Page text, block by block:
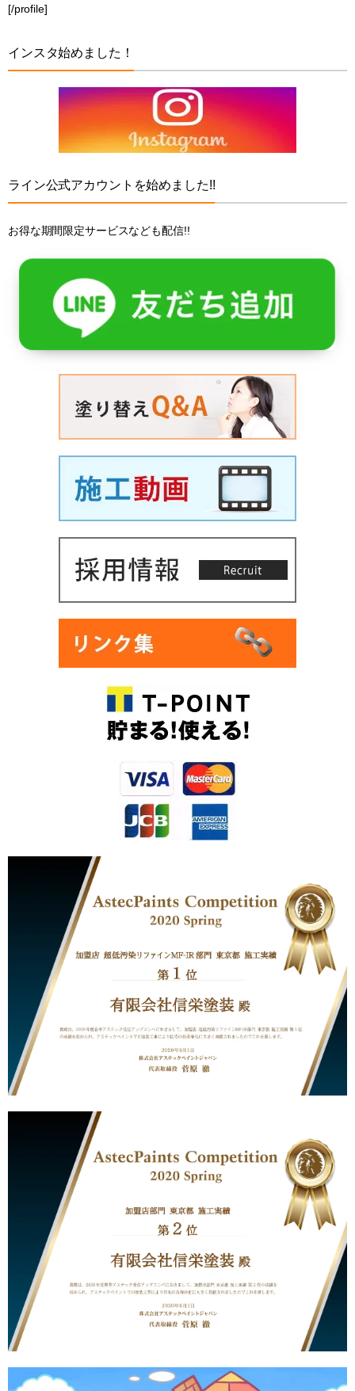
[/profile]
インスタ始めました！
ライン公式アカウントを始めました!!
お得な期間限定サービスなども配信!!